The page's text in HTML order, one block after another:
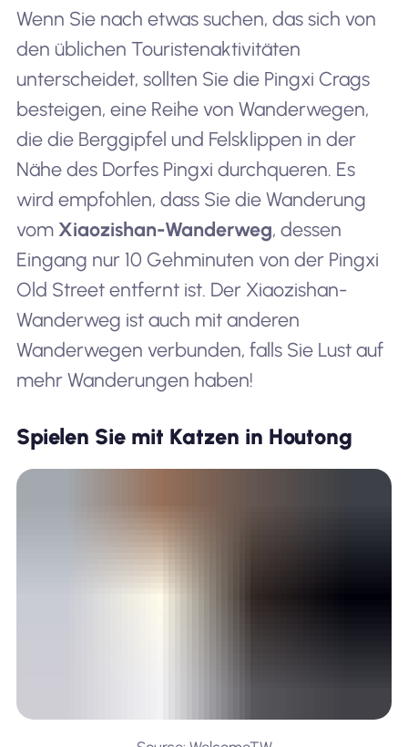
Wenn Sie nach etwas suchen, das sich von
den üblichen Touristenaktivitäten
unterscheidet, sollten Sie die Pingxi Crags
besteigen, eine Reihe von Wanderwegen,
die die Berggipfel und Felsklippen in der
Nähe des Dorfes Pingxi durchqueren. Es
wird empfohlen, dass Sie die Wanderung
vom Xiaozishan-Wanderweg, dessen
Eingang nur 10 Gehminuten von der Pingxi
Old Street entfernt ist. Der Xiaozishan-
Wanderweg ist auch mit anderen
Wanderwegen verbunden, falls Sie Lust auf
mehr Wanderungen haben!
Spielen Sie mit Katzen in Houtong